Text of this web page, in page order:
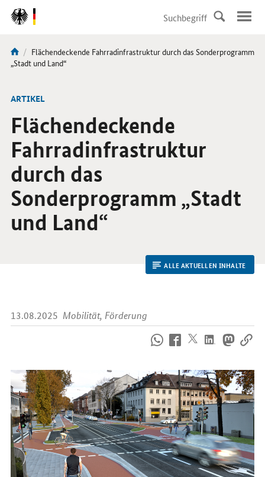
DirektZu:
Navigation
Sie
sind
Aktuelle
Seite:
Flächendeckende Fahrradinfrastruktur durch das Sonderprogramm
„Stadt und Land“
ARTIKEL
Flächendeckende
Fahrradinfrastruktur
durch das
Sonderprogramm „Stadt
und Land“
ALLE AKTUELLEN INHALTE
13.08.2025 Mobilität, Förderung
uns
im
Internet